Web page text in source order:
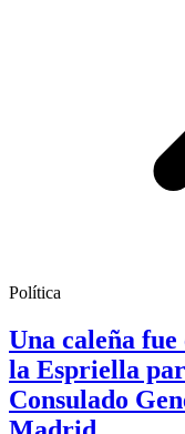
Política
Una caleña
la Espriella
Consulado